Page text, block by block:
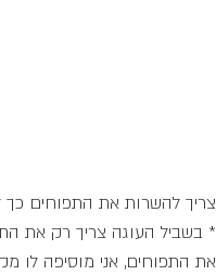
צריך להשרות את התפוחים כך
* בשביל העוגה צריך רק את